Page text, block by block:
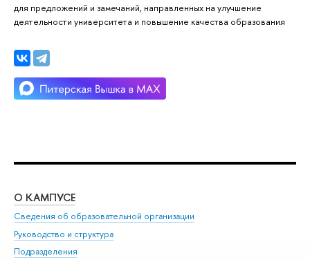
для предложений и замечаний, направленных на улучшение
деятельности университета и повышение качества образования
О КАМПУСЕ
Сведения об образовательной организации
Руководство и структура
Подразделения